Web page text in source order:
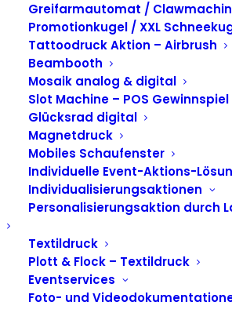
Greifarmautomat /
Promotionkugel / XXL
Tattoodruck Aktion – Airbrush
Beambooth
Mosaik analog & digital
Slot Machine – POS
Glücksrad digital
Magnetdruck
Mobiles Schaufenster
Individuelle Event-Aktions-
Individualisierungsaktionen
Personalisierungsaktion durch
Textildruck
Plott & Flock – Textildruck
Eventservices
Foto- und
100% auf
ALLE ANZEIGEN FOTOSPIEGEL